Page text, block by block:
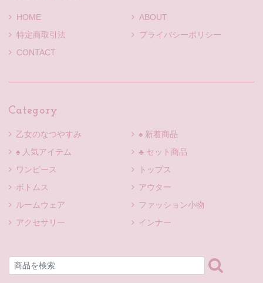
HOME
ABOUT
特定商取引法
プライバシーポリシー
CONTACT
Category
乙女のなつやすみ
♠ 新着商品
♠ 人気アイテム
♣ セット商品
ワンピース
トップス
ボトムス
アウター
ルームウェア
ファッション小物
アクセサリー
インナー